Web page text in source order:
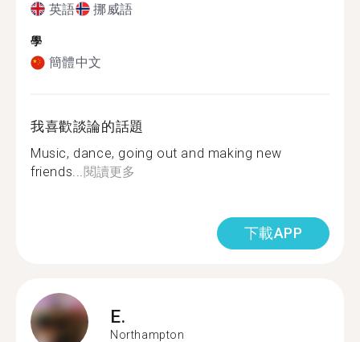
英語 挪威語
學
簡體中文
我喜歡談論的話題
Music, dance, going out and making new
friends...閱讀更多
下載APP
E.
Northampton